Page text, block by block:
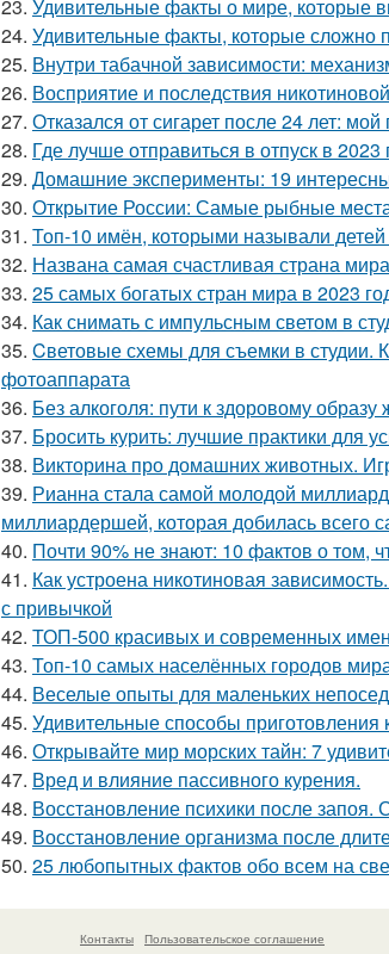
23. Удивительные факты о мире, которые
24. Удивительные факты, которые сложно
25. Внутри табачной зависимости:
26. Восприятие и последствия
27. Отказался от сигарет после 24 лет:
28. Где лучше отправиться в отпуск в
29. Домашние эксперименты: 19
30. Открытие России: Самые рыбные
31. Топ-10 имён, которыми называли
32. Названа самая счастливая страна
33. 25 самых богатых стран мира в 2023
34. Как снимать с импульсным светом в
35. Cветовые схемы для съемки в студии.
фотоаппарата
36. Без алкоголя: пути к здоровому образу
37. Бросить курить: лучшие практики для
38. Викторина про домашних животных.
39. Рианна стала самой молодой
миллиардершей, которая добилась всего
40. Почти 90% не знают: 10 фактов о том,
41. Как устроена никотиновая
с привычкой
42. ТОП-500 красивых и современных
43. Топ-10 самых населённых городов
44. Веселые опыты для маленьких
45. Удивительные способы приготовления
46. Открывайте мир морских тайн: 7
47. Вред и влияние пассивного курения.
48. Восстановление психики после
49. Восстановление организма после
50. 25 любопытных фактов обо всем на
Контакты Пользовательское соглашение